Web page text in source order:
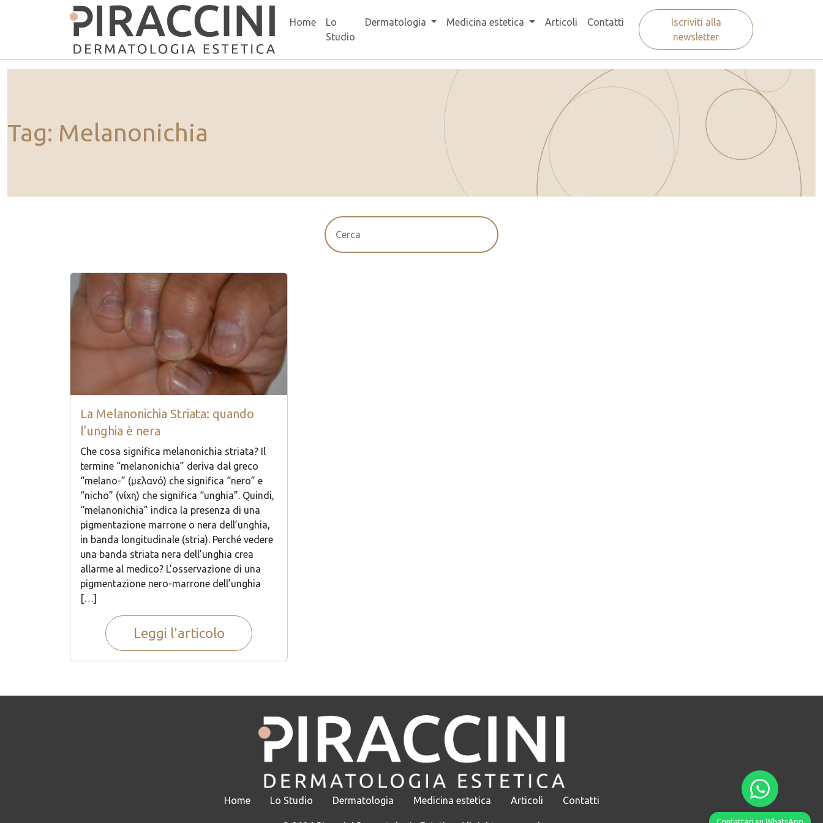
Vai al contenuto principale
Home
Lo
Studio
Dermatologia Medicina estetica Articoli Contatti
Iscriviti alla
newsletter
Tag: Melanonichia
Cerca
La Melanonichia Striata: quando
l’unghia è nera
Che cosa significa melanonichia striata? Il
termine “melanonichia” deriva dal greco
“melano-” (μελανό) che significa “nero” e
“nicho” (νίχη) che significa “unghia”. Quindi,
“melanonichia” indica la presenza di una
pigmentazione marrone o nera dell’unghia,
in banda longitudinale (stria). Perché vedere
una banda striata nera dell’unghia crea
allarme al medico? L’osservazione di una
pigmentazione nero-marrone dell’unghia
[…]
Leggi l'articolo
Home Lo Studio Dermatologia Medicina estetica Articoli Contatti
Contattaci su WhatsApp